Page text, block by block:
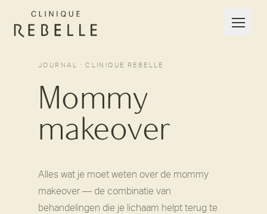
JOURNAL · CLINIQUE REBELLE
Mommy
makeover
Alles wat je moet weten over de mommy
makeover — de combinatie van
behandelingen die je lichaam helpt terug te